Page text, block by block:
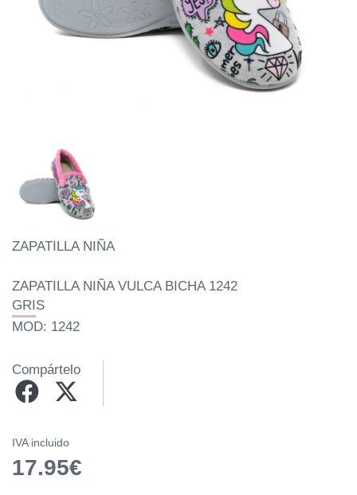
ZAPATILLA NIÑA
ZAPATILLA NIÑA VULCA BICHA 1242
GRIS
MOD: 1242
Compártelo
IVA incluido
17.95€